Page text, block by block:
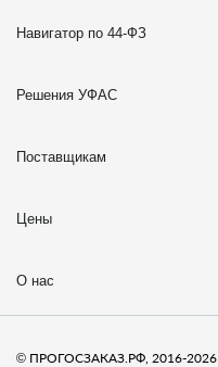
Навигатор по 44-ФЗ
Решения УФАС
Поставщикам
Цены
О нас
© ПРОГОСЗАКАЗ.РФ, 2016-2026